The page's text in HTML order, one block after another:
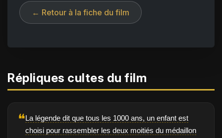
← Retour à la fiche du film
Répliques cultes du film
❝La légende dit que tous les 1000 ans, un enfant est
choisi pour rassembler les deux moitiés du médaillon